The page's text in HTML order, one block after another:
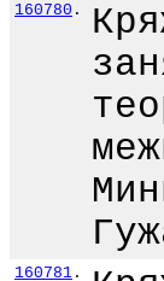
160780 .
160781 .